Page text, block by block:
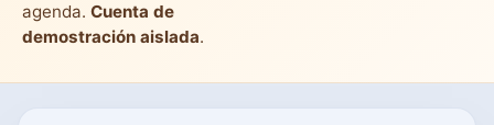
agenda. Cuenta de
demostración aislada.